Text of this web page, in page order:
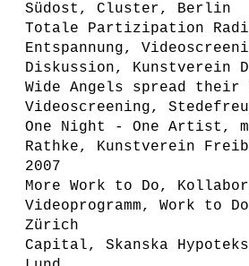
Südost, Cluster, Berlin
Totale Partizipation
Entspannung,
Diskussion, Kunstverein
Wide Angels spread their
Videoscreening,
One Night - One Artist,
Rathke, Kunstverein
2007
More Work to Do,
Videoprogramm, Work to
Zürich
Capital, Skanska